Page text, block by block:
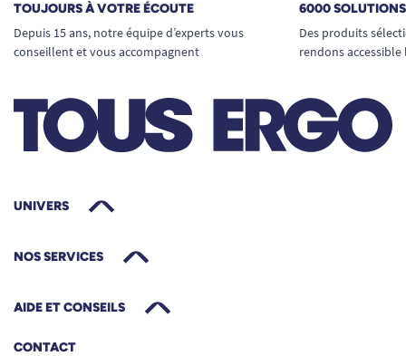
TOUJOURS À VOTRE ÉCOUTE
Depuis 15 ans, notre équipe d’experts vous
conseillent et vous accompagnent
6000
Des produits
rendons
UNIVERS
NOS SERVICES
AIDE ET CONSEILS
CONTACT